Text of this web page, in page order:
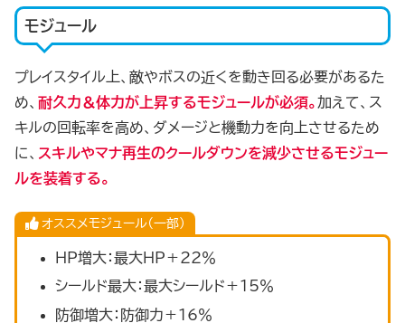
モジュール
プレイスタイル上、敵やボスの近くを動き回る必要があるた
め、 耐久力＆体力が上昇するモジュールが必須。加えて、ス
キルの回転率を高め、ダメージと機動力を向上させるため
に、 スキルやマナ再生のクールダウンを減少させるモジュー
ルを装着する。
オススメモジュール（一部）
HP増大：最大HP＋22％
シールド最大：最大シールド＋15％
防御増大：防御力＋16％